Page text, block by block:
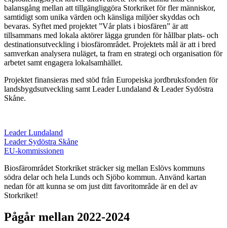
balansgång mellan att tillgängliggöra Storkriket för fler människor,
samtidigt som unika värden och känsliga miljöer skyddas och
bevaras. Syftet med projektet ”Vår plats i biosfären” är att
tillsammans med lokala aktörer lägga grunden för hållbar plats- och
destinationsutveckling i biosfärområdet. Projektets mål är att i bred
samverkan analysera nuläget, ta fram en strategi och organisation för
arbetet samt engagera lokalsamhället.
Projektet finansieras med stöd från Europeiska jordbruksfonden för
landsbygdsutveckling samt Leader Lundaland & Leader Sydöstra
Skåne.
Leader Lundaland
Leader Sydöstra Skåne
EU-kommissionen
Biosfärområdet Storkriket sträcker sig mellan Eslövs kommuns
södra delar och hela Lunds och Sjöbo kommun. Använd kartan
nedan för att kunna se om just ditt favoritområde är en del av
Storkriket!
Pågår mellan 2022-2024